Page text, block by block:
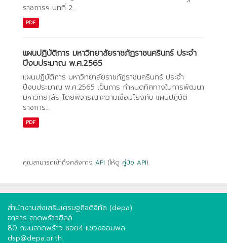
ราชการฯ บทที่ 2...
PDF
แผนปฏิบัติการ มหาวิทยาลัยราชภัฏราชนครินทร์ ประจำ
ปีงบประมาณ พ.ศ.2565
แผนปฏิบัติการ มหาวิทยาลัยราชภัฏราชนครินทร์ ประจำ
ปีงบประมาณ พ.ศ.2565 เป็นการ กำหนดทิศทางในการพัฒนา
มหาวิทยาลัย โดยพิจารณาความเชื่อมโยงกับ แผนปฏิบัติ
ราชการ...
PDF
คุณสามารถเข้าถึงคลังทาง API (ให้ดู คู่มือ API).
สำนักงานส่งเสริมเศรษฐกิจดิจิทัล (depa)
อาคาร ลาดพร้าวฮิลล์
80 ถนนลาดพร้าว ซอย4 แขวงจอมพล
dsp@depa.or.th